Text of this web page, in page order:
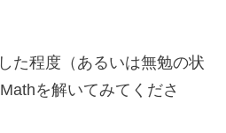
た程度（あるいは無勉の状
を解いてみてくださ